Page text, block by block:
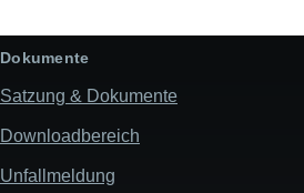
Dokumente
Satzung & Dokumente
Downloadbereich
Unfallmeldung